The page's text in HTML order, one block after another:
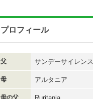
プロフィール
父 サンデーサイレンス
母 アルタニア
母の父